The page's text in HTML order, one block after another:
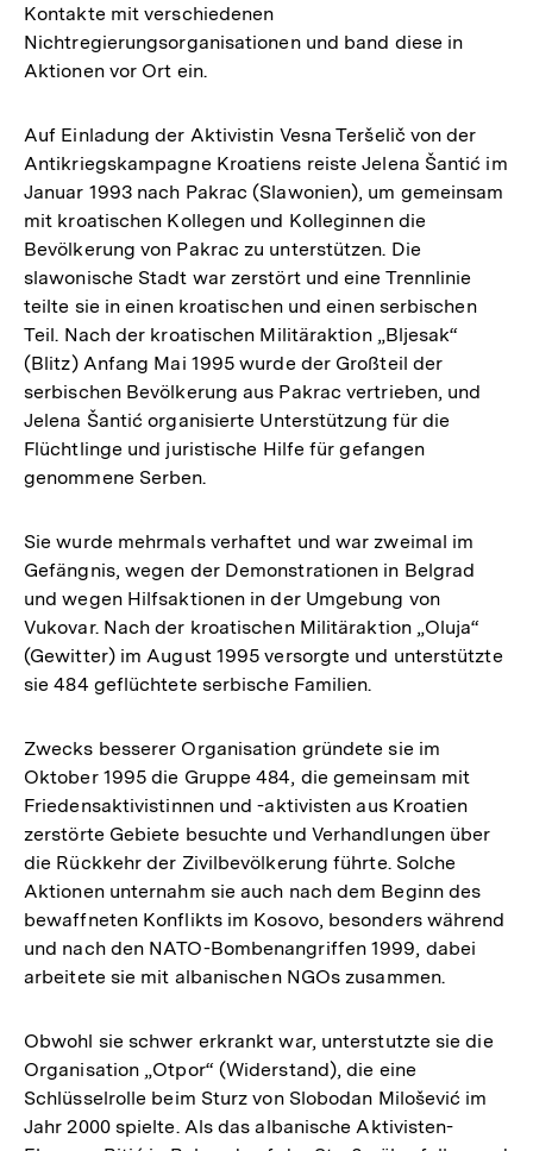
Kontakte mit verschiedenen
Nichtregierungsorganisationen und band diese in
Aktionen vor Ort ein.
Auf Einladung der Aktivistin Vesna Teršelič von der
Antikriegskampagne Kroatiens reiste Jelena Šantić im
Januar 1993 nach Pakrac (Slawonien), um gemeinsam
mit kroatischen Kollegen und Kolleginnen die
Bevölkerung von Pakrac zu unterstützen. Die
slawonische Stadt war zerstört und eine Trennlinie
teilte sie in einen kroatischen und einen serbischen
Teil. Nach der kroatischen Militäraktion „Bljesak“
(Blitz) Anfang Mai 1995 wurde der Großteil der
serbischen Bevölkerung aus Pakrac vertrieben, und
Jelena Šantić organisierte Unterstützung für die
Flüchtlinge und juristische Hilfe für gefangen
genommene Serben.
Sie wurde mehrmals verhaftet und war zweimal im
Gefängnis, wegen der Demonstrationen in Belgrad
und wegen Hilfsaktionen in der Umgebung von
Vukovar. Nach der kroatischen Militäraktion „Oluja“
(Gewitter) im August 1995 versorgte und unterstützte
sie 484 geflüchtete serbische Familien.
Zwecks besserer Organisation gründete sie im
Oktober 1995 die Gruppe 484, die gemeinsam mit
Friedensaktivistinnen und -aktivisten aus Kroatien
zerstörte Gebiete besuchte und Verhandlungen über
die Rückkehr der Zivilbevölkerung führte. Solche
Aktionen unternahm sie auch nach dem Beginn des
bewaffneten Konflikts im Kosovo, besonders während
und nach den NATO-Bombenangriffen 1999, dabei
arbeitete sie mit albanischen NGOs zusammen.
Obwohl sie schwer erkrankt war, unterstutzte sie die
Organisation „Otpor“ (Widerstand), die eine
Schlüsselrolle beim Sturz von Slobodan Milošević im
Jahr 2000 spielte. Als das albanische Aktivisten-